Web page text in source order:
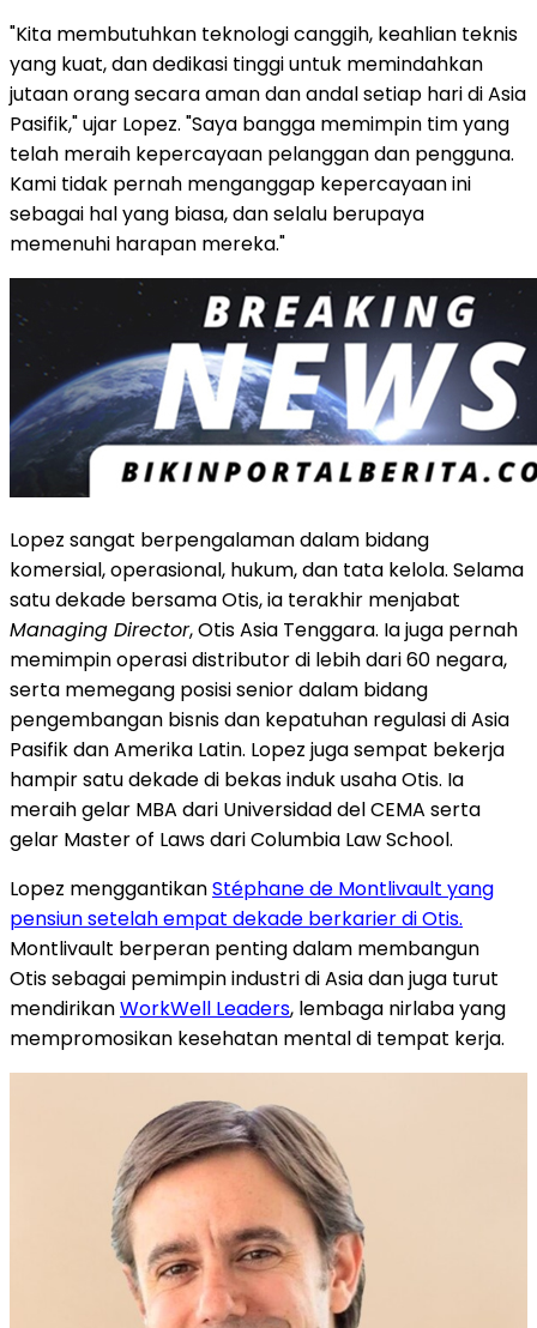
"Kita membutuhkan teknologi canggih, keahlian teknis
yang kuat, dan dedikasi tinggi untuk memindahkan
jutaan orang secara aman dan andal setiap hari di Asia
Pasifik," ujar Lopez. "Saya bangga memimpin tim yang
telah meraih kepercayaan pelanggan dan pengguna.
Kami tidak pernah menganggap kepercayaan ini
sebagai hal yang biasa, dan selalu berupaya
memenuhi harapan mereka."
Lopez sangat berpengalaman dalam bidang
komersial, operasional, hukum, dan tata kelola. Selama
satu dekade bersama Otis, ia terakhir menjabat
Managing Director, Otis Asia Tenggara. Ia juga pernah
memimpin operasi distributor di lebih dari 60 negara,
serta memegang posisi senior dalam bidang
pengembangan bisnis dan kepatuhan regulasi di Asia
Pasifik dan Amerika Latin. Lopez juga sempat bekerja
hampir satu dekade di bekas induk usaha Otis. Ia
meraih gelar MBA dari Universidad del CEMA serta
gelar Master of Laws dari Columbia Law School.
Lopez menggantikanStéphane de Montlivault yang
pensiun setelah empat dekade berkarier di Otis.
Montlivault berperan penting dalam membangun
Otissebagai pemimpin industri di Asia dan juga turut
mendirikanWorkWell Leaders, lembaga nirlaba yang
mempromosikan kesehatan mental di tempat kerja.